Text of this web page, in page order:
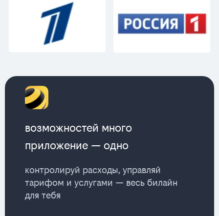
возможностей много
приложение — одно
контролируй расходы, управляй
тарифом и услугами — весь билайн
для тебя